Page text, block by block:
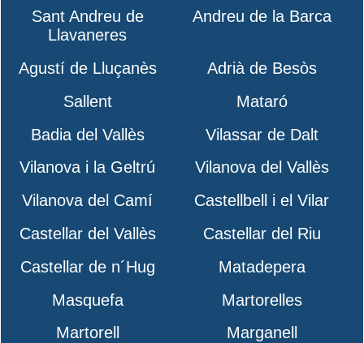
Sant Andreu de
Llavaneres
Andreu de la Barca
Agustí de Lluçanès
Adrià de Besòs
Sallent
Mataró
Badia del Vallès
Vilassar de Dalt
Vilanova i la Geltrú
Vilanova del Vallès
Vilanova del Camí
Castellbell i el Vilar
Castellar del Vallès
Castellar del Riu
Castellar de n´Hug
Matadepera
Masquefa
Martorelles
Martorell
Marganell